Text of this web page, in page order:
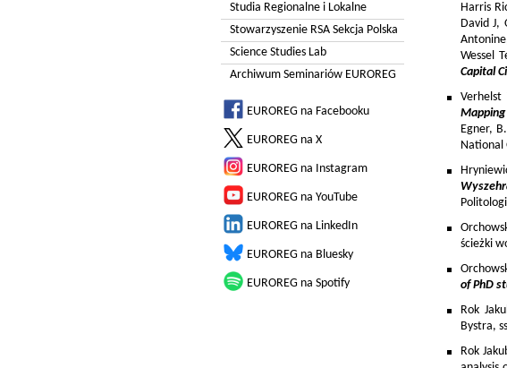
Studia Regionalne i Lokalne
Stowarzyszenie RSA Sekcja Polska
Science Studies Lab
Archiwum Seminariów EUROREG
EUROREG na Facebooku
EUROREG na X
EUROREG na Instagram
EUROREG na YouTube
EUROREG na LinkedIn
EUROREG na Bluesky
EUROREG na Spotify
Harris
David J,
Wessel
Capital
Verhelst
Egner,
National
ścieżki
of PhD
Rok
Bystra,
Rok